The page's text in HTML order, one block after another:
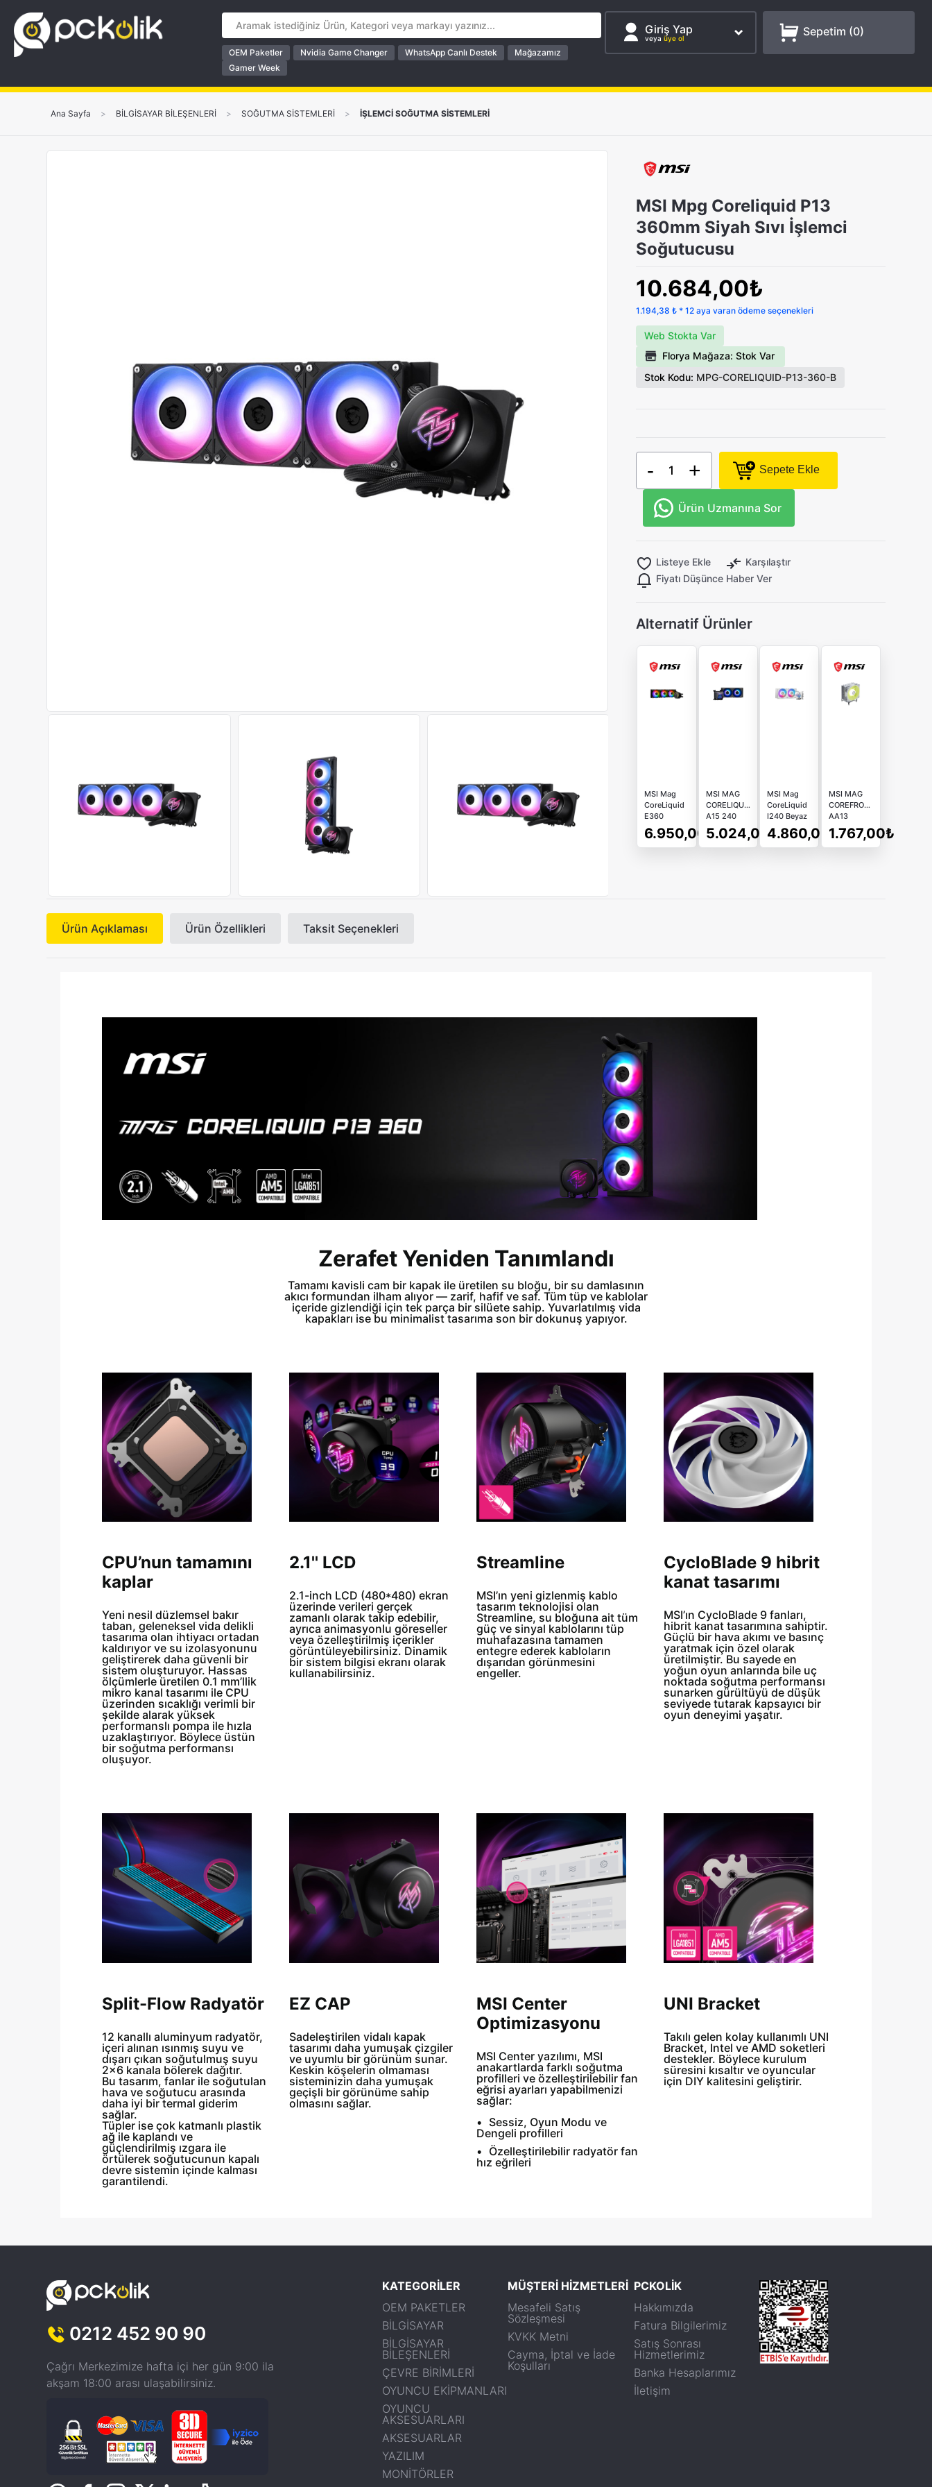
OEM Paketler Nvidia Game Changer WhatsApp Canlı Destek
Mağazamız
Gamer Week
Giriş Yap
veya üye ol Sepetim (0)
Ana Sayfa > BİLGİSAYAR BİLEŞENLERİ > SOĞUTMA SİSTEMLERİ > İŞLEMCİ SOĞUTMA SİSTEMLERİ
MSI Mpg Coreliquid P13
360mm Siyah Sıvı İşlemci
Soğutucusu
10.684,00₺
1.194,38 ₺ * 12 aya varan ödeme seçenekleri
Web Stokta Var
Florya Mağaza: Stok Var
Stok Kodu: MPG-CORELIQUID-P13-360-B
- + Sepete Ekle
Ürün Uzmanına Sor
Listeye Ekle
Karşılaştır
Fiyatı Düşünce Haber Ver
Alternatif Ürünler
MSI Mag
CoreLiquid
E360
360mm
İşlemci Sıvı
Soğutucusu
6.950,00₺
MSI MAG
CORELIQUID
A15 240
Siyah Sıvı
İşlemci
Soğutucusu
5.024,00₺
MSI Mag
CoreLiquid
I240 Beyaz
240mm
İşlemci Sıvı
Soğutucusu
4.860,00₺
MSI MAG
COREFROZR
AA13
1x120mm
LGA1700-
1851/AM4-
1.767,00₺
Ürün Açıklaması Ürün Özellikleri Taksit Seçenekleri
Zerafet Yeniden Tanımlandı
Tamamı kavisli cam bir kapak ile üretilen su bloğu, bir su damlasının
akıcı formundan ilham alıyor — zarif, hafif ve saf. Tüm tüp ve kablolar
içeride gizlendiği için tek parça bir silüete sahip. Yuvarlatılmış vida
kapakları ise bu minimalist tasarıma son bir dokunuş yapıyor.
CPU’nun tamamını
kaplar
Yeni nesil düzlemsel bakır
taban, geleneksel vida delikli
tasarıma olan ihtiyacı ortadan
kaldırıyor ve su izolasyonunu
geliştirerek daha güvenli bir
sistem oluşturuyor. Hassas
ölçümlerle üretilen 0.1 mm’llik
mikro kanal tasarımı ile CPU
üzerinden sıcaklığı verimli bir
şekilde alarak yüksek
performanslı pompa ile hızla
uzaklaştırıyor. Böylece üstün
bir soğutma performansı
oluşuyor.
2.1'' LCD
2.1-inch LCD (480*480) ekran
üzerinde verileri gerçek
zamanlı olarak takip edebilir,
ayrıca animasyonlu göreseller
veya özelleştirilmiş içerikler
görüntüleyebilirsiniz. Dinamik
bir sistem bilgisi ekranı olarak
kullanabilirsiniz.
Streamline
MSI’ın yeni gizlenmiş kablo
tasarım teknolojisi olan
Streamline, su bloğuna ait tüm
güç ve sinyal kablolarını tüp
muhafazasına tamamen
entegre ederek kabloların
dışarıdan görünmesini
engeller.
CycloBlade 9 hibrit
kanat tasarımı
MSI’ın CycloBlade 9 fanları,
hibrit kanat tasarımına sahiptir.
Güçlü bir hava akımı ve basınç
yaratmak için özel olarak
üretilmiştir. Bu sayede en
yoğun oyun anlarında bile uç
noktada soğutma performansı
sunarken gürültüyü de düşük
seviyede tutarak kapsayıcı bir
oyun deneyimi yaşatır.
Split-Flow Radyatör
12 kanallı aluminyum radyatör,
içeri alınan ısınmış suyu ve
dışarı çıkan soğutulmuş suyu
2x6 kanala bölerek dağıtır.
Bu tasarım, fanlar ile soğutulan
hava ve soğutucu arasında
daha iyi bir termal giderim
sağlar.
Tüpler ise çok katmanlı plastik
ağ ile kaplandı ve
güçlendirilmiş ızgara ile
örtülerek soğutucunun kapalı
devre sistemin içinde kalması
garantilendi.
EZ CAP
Sadeleştirilen vidalı kapak
tasarımı daha yumuşak çizgiler
ve uyumlu bir görünüm sunar.
Keskin köşelerin olmaması
sisteminizin daha yumuşak
geçişli bir görünüme sahip
olmasını sağlar.
MSI Center
Optimizasyonu
MSI Center yazılımı, MSI
anakartlarda farklı soğutma
profilleri ve özelleştirilebilir fan
eğrisi ayarları yapabilmenizi
sağlar:
Sessiz, Oyun Modu ve
Dengeli profilleri
Özelleştirilebilir radyatör fan
hız eğrileri
UNI Bracket
Takılı gelen kolay kullanımlı UNI
Bracket, Intel ve AMD soketleri
destekler. Böylece kurulum
süresini kısaltır ve oyuncular
için DIY kalitesini geliştirir.
0212 452 90 90
Çağrı Merkezimize hafta içi her gün 9:00 ila
akşam 18:00 arası ulaşabilirsiniz.
KATEGORİLER
OEM PAKETLER
BİLGİSAYAR
BİLGİSAYAR
BİLEŞENLERİ
ÇEVRE BİRİMLERİ
OYUNCU EKİPMANLARI
OYUNCU
AKSESUARLARI
AKSESUARLAR
YAZILIM
MONİTÖRLER
MÜŞTERİ HİZMETLERİ
Mesafeli Satış
Sözleşmesi
KVKK Metni
Cayma, İptal ve İade
Koşulları
PCKOLİK
Hakkımızda
Fatura Bilgilerimiz
Satış Sonrası
Hizmetlerimiz
Banka Hesaplarımız
İletişim